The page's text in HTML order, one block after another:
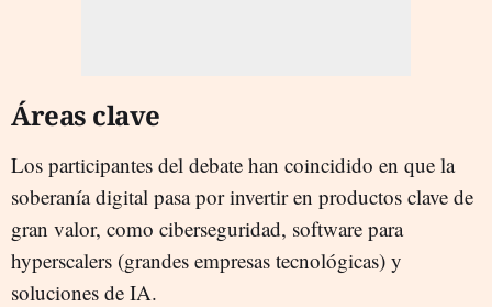
Áreas clave
Los participantes del debate han coincidido en que la
soberanía digital pasa por invertir en productos clave de
gran valor, como ciberseguridad, software para
hyperscalers (grandes empresas tecnológicas) y
soluciones de IA.